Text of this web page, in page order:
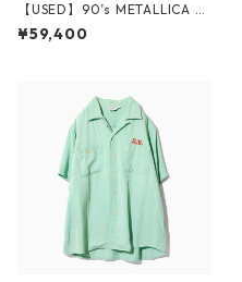
【USED】90’s METALLICA T-
Shirt
¥59,400